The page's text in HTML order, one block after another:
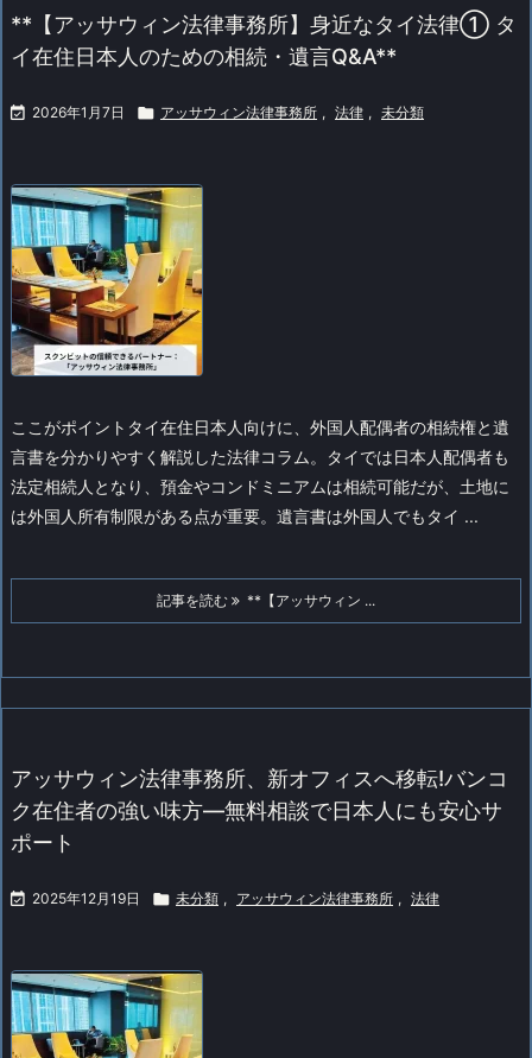
**【アッサウィン法律事務所】身近なタイ法律① タ
イ在住日本人のための相続・遺言Q&A**
 2026年1月7日  アッサウィン法律事務所 , 法律 , 未分類
ここがポイント タイ在住日本人向けに、外国人配偶者の相続権と遺
言書を分かりやすく解説した法律コラム。タイでは日本人配偶者も
法定相続人となり、預金やコンドミニアムは相続可能だが、土地に
は外国人所有制限がある点が重要。遺言書は外国人でもタイ ...
記事を読む **【アッサウィン ...
アッサウィン法律事務所、新オフィスへ移転!バンコ
ク在住者の強い味方—無料相談で日本人にも安心サ
ポート
 2025年12月19日  未分類 , アッサウィン法律事務所 , 法律